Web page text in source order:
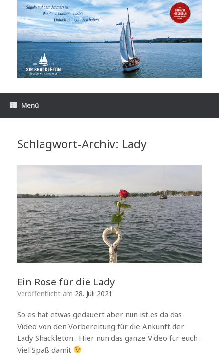
springen
Menü
Schlagwort-Archiv: Lady
Ein Rose für die Lady
Veröffentlicht am 28. Juli 2021
So es hat etwas gedauert aber nun ist es da das
Video von den Vorbereitung für die Ankunft der
Lady Shackleton . Hier nun das ganze Video für euch .
Viel Spaß damit